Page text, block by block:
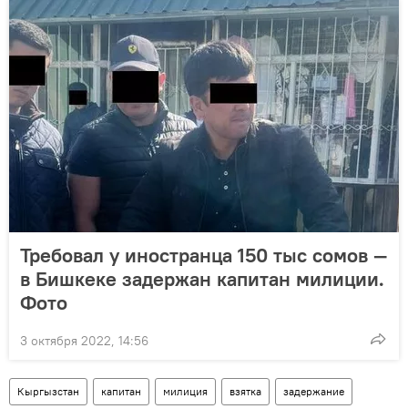
Требовал у иностранца 150 тыс сомов —
в Бишкеке задержан капитан милиции.
Фото
3 октября 2022, 14:56
Кыргызстан капитан милиция взятка задержание